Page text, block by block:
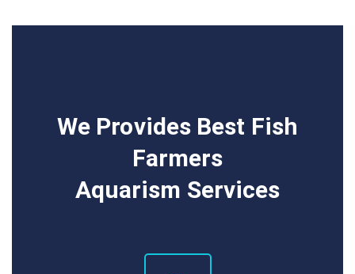
BÁSICO
We Provides Best Fish
Farmers
Aquarism Services